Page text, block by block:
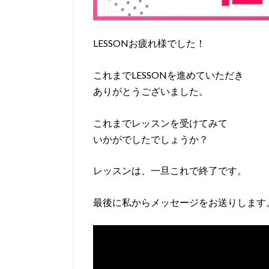
LESSONお疲れ様でした！
これまでLESSONを進めていただき
ありがとうございました。
これまでレッスンを受けてみて
いかがでしたでしょうか？
レッスンは、一旦これで終了です。
最後に私からメッセージをお送りします